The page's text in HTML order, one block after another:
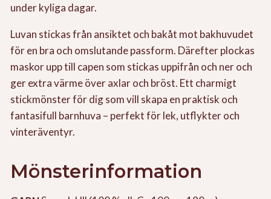
under kyliga dagar.
Luvan stickas från ansiktet och bakåt mot bakhuvudet
för en bra och omslutande passform. Därefter plockas
maskor upp till capen som stickas uppifrån och ner och
ger extra värme över axlar och bröst. Ett charmigt
stickmönster för dig som vill skapa en praktisk och
fantasifull barnhuva – perfekt för lek, utflykter och
vinteräventyr.
Mönsterinformation